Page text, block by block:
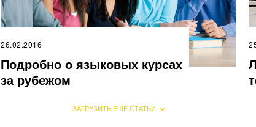
26.02.2016
Подробно о языковых курсах
за рубежом
ЗАГРУЗИТЬ ЕЩЕ СТАТЬИ